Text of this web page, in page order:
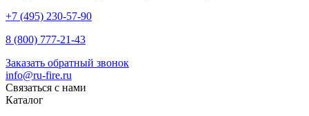
+7 (495) 230-57-90
8 (800) 777-21-43
Заказать обратный звонок
info@ru-fire.ru
Связаться с нами
Каталог